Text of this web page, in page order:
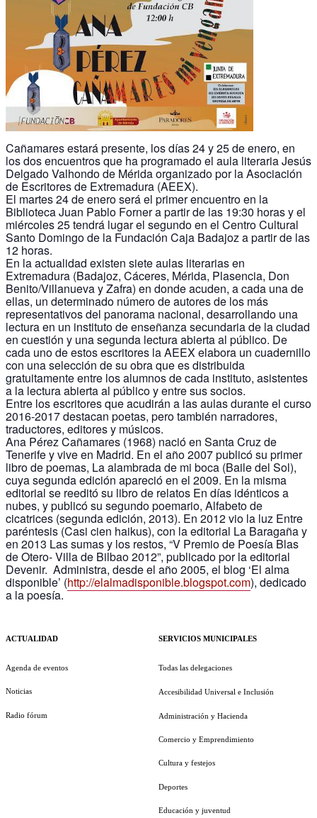
Cañamares estará presente, los días 24 y 25 de enero, en
los dos encuentros que ha programado el aula literaria Jesús
Delgado Valhondo de Mérida organizado por la Asociación
de Escritores de Extremadura (AEEX).
El martes 24 de enero será el primer encuentro en la
Biblioteca Juan Pablo Forner a partir de las 19:30 horas y el
miércoles 25 tendrá lugar el segundo en el Centro Cultural
Santo Domingo de la Fundación Caja Badajoz a partir de las
12 horas.
En la actualidad existen siete aulas literarias en
Extremadura (Badajoz, Cáceres, Mérida, Plasencia, Don
Benito/Villanueva y Zafra) en donde acuden, a cada una de
ellas, un determinado número de autores de los más
representativos del panorama nacional, desarrollando una
lectura en un instituto de enseñanza secundaria de la ciudad
en cuestión y una segunda lectura abierta al público. De
cada uno de estos escritores la AEEX elabora un cuadernillo
con una selección de su obra que es distribuida
gratuitamente entre los alumnos de cada instituto, asistentes
a la lectura abierta al público y entre sus socios.
Entre los escritores que acudirán a las aulas durante el curso
2016-2017 destacan poetas, pero también narradores,
traductores, editores y músicos.
Ana Pérez Cañamares (1968) nació en Santa Cruz de
Tenerife y vive en Madrid. En el año 2007 publicó su primer
libro de poemas, La alambrada de mi boca (Baile del Sol),
cuya segunda edición apareció en el 2009. En la misma
editorial se reeditó su libro de relatos En días idénticos a
nubes, y publicó su segundo poemario, Alfabeto de
cicatrices (segunda edición, 2013). En 2012 vio la luz Entre
paréntesis (Casi cien haikus), con la editorial La Baragaña y
en 2013 Las sumas y los restos, “V Premio de Poesía Blas
de Otero- Villa de Bilbao 2012”, publicado por la editorial
Devenir. Administra, desde el año 2005, el blog ‘El alma
disponible’ (http://elalmadisponible.blogspot.com), dedicado
a la poesía.
ACTUALIDAD
Agenda de eventos
Noticias
Radio fórum
SERVICIOS MUNICIPALES
Todas las delegaciones
Accesibilidad Universal e Inclusión
Administración y Hacienda
Comercio y Emprendimiento
Cultura y festejos
Deportes
Educación y juventud